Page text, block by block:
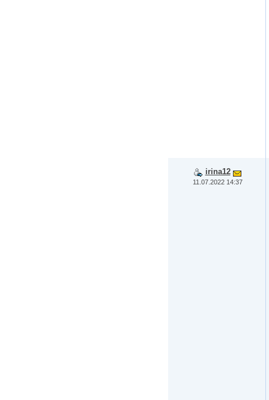
irina12
11.07.2022 14:37